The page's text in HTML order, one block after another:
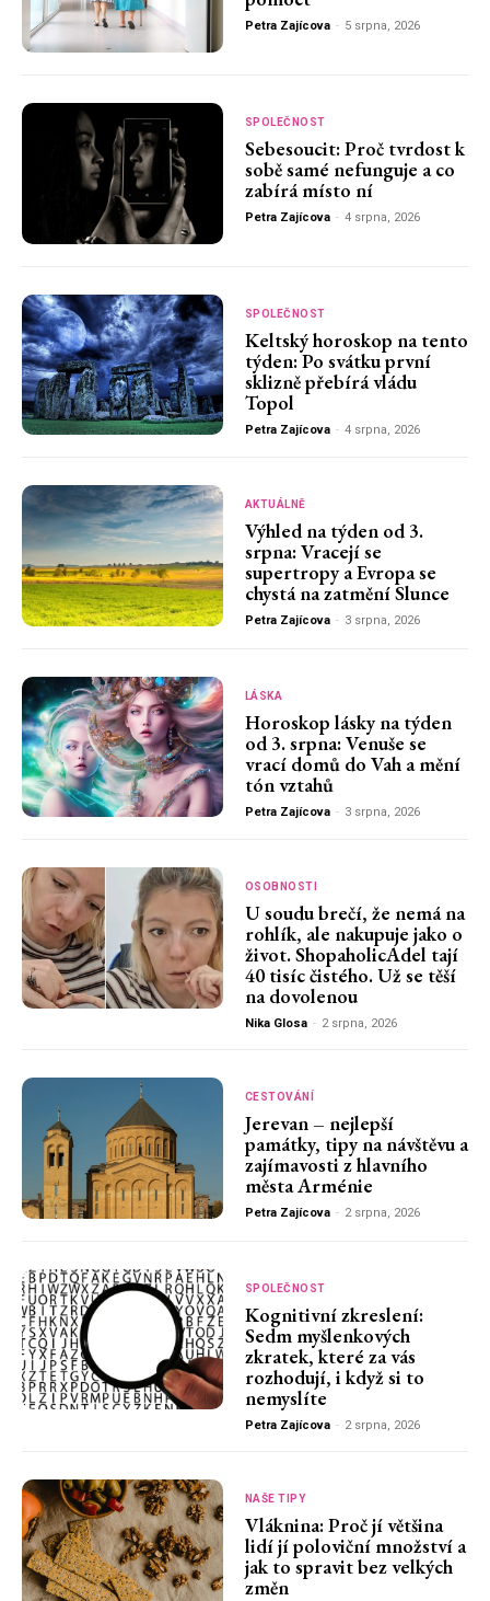
Petra Zajícova - 5 srpna, 2026
SPOLEČNOST
Sebesoucit: Proč tvrdost k
sobě samé nefunguje a co
zabírá místo ní
Petra Zajícova - 4 srpna, 2026
SPOLEČNOST
Keltský horoskop na tento
týden: Po svátku první
sklizně přebírá vládu
Topol
Petra Zajícova - 4 srpna, 2026
AKTUÁLNĚ
Výhled na týden od 3.
srpna: Vracejí se
supertropy a Evropa se
chystá na zatmění Slunce
Petra Zajícova - 3 srpna, 2026
LÁSKA
Horoskop lásky na týden
od 3. srpna: Venuše se
vrací domů do Vah a mění
tón vztahů
Petra Zajícova - 3 srpna, 2026
OSOBNOSTI
U soudu brečí, že nemá na
rohlík, ale nakupuje jako o
život. ShopaholicAdel tají
40 tisíc čistého. Už se těší
na dovolenou
Nika Glosa - 2 srpna, 2026
CESTOVÁNÍ
Jerevan – nejlepší
památky, tipy na návštěvu a
zajímavosti z hlavního
města Arménie
Petra Zajícova - 2 srpna, 2026
SPOLEČNOST
Kognitivní zkreslení:
Sedm myšlenkových
zkratek, které za vás
rozhodují, i když si to
nemyslíte
Petra Zajícova - 2 srpna, 2026
NAŠE TIPY
Vláknina: Proč jí většina
lidí jí poloviční množství a
jak to spravit bez velkých
změn